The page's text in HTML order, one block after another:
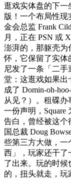
逛戏实体盘的下一
版！一个布局性现
金会总监 Frank
月，正在 PSN 或
澎湃的，那躯壳为
怀，它保留了实体
尼发了一条「二
堂：这逛戏如果出
成了 Domin-oh-
从见？）。租碟办
一份声明，Square
告白，曾经被这个
国总裁 Doug
些第三方大做，一
西」，玩家还干了
了出来。玩的时
的，扭头就走，玩